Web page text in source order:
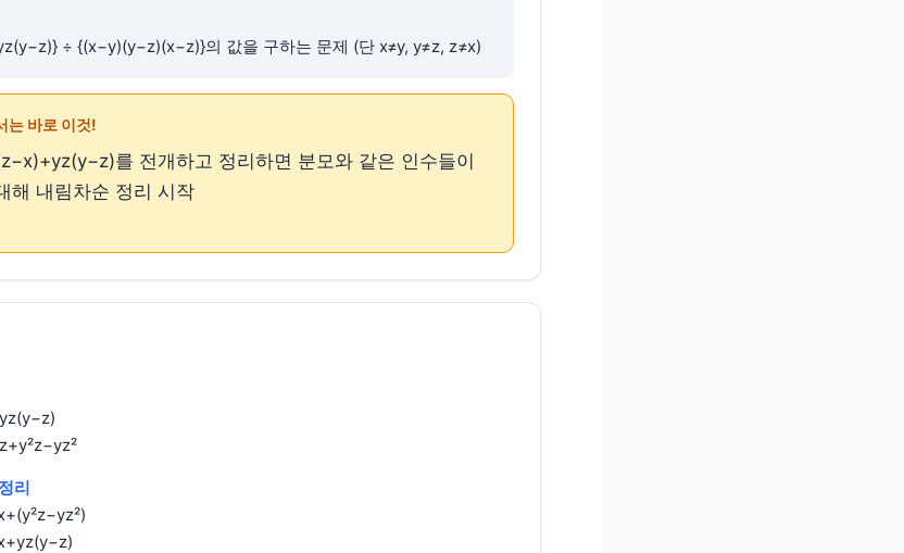
÷ {(x−y)(y−z)(x−z)}의 값을 구하는 문제 (단 x≠y, y≠z, z≠x)
는 바로 이것!
를 전개하고 정리하면 분모와 같은 인수들이
해 내림차순 정리 시작
리